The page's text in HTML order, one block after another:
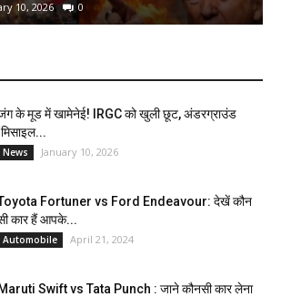
10, 2026 0
के मूड में खामेनेई! IRGC को खुली छूट, अंडरग्राउंड
News January 10, 2026
Fortuner vs Ford Endeavour: देखें कौन
कार हैं आपके...
Automobile April 21, 2024
Maruti Swift vs Tata Punch : जाने कौनसी कार लेना